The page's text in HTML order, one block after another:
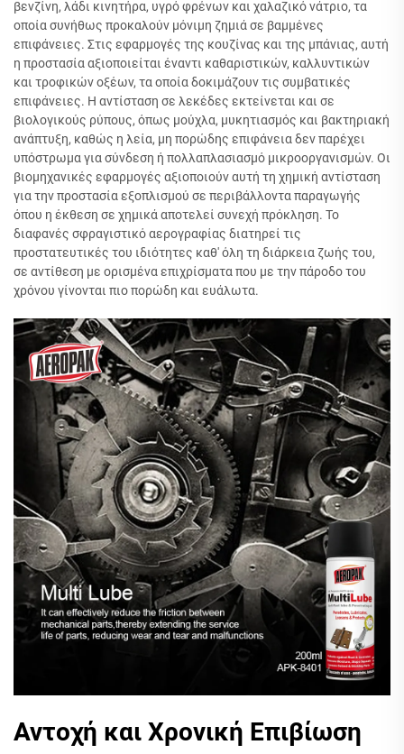
βενζίνη, λάδι κινητήρα, υγρό φρένων και χαλαζικό νάτριο, τα
οποία συνήθως προκαλούν μόνιμη ζημιά σε βαμμένες
επιφάνειες. Στις εφαρμογές της κουζίνας και της μπάνιας, αυτή
η προστασία αξιοποιείται έναντι καθαριστικών, καλλυντικών
και τροφικών οξέων, τα οποία δοκιμάζουν τις συμβατικές
επιφάνειες. Η αντίσταση σε λεκέδες εκτείνεται και σε
βιολογικούς ρύπους, όπως μούχλα, μυκητιασμός και βακτηριακή
ανάπτυξη, καθώς η λεία, μη πορώδης επιφάνεια δεν παρέχει
υπόστρωμα για σύνδεση ή πολλαπλασιασμό μικροοργανισμών. Οι
βιομηχανικές εφαρμογές αξιοποιούν αυτή τη χημική αντίσταση
για την προστασία εξοπλισμού σε περιβάλλοντα παραγωγής
όπου η έκθεση σε χημικά αποτελεί συνεχή πρόκληση. Το
διαφανές σφραγιστικό αερογραφίας διατηρεί τις
προστατευτικές του ιδιότητες καθ' όλη τη διάρκεια ζωής του,
σε αντίθεση με ορισμένα επιχρίσματα που με την πάροδο του
χρόνου γίνονται πιο πορώδη και ευάλωτα.
Αντοχή και Χρονική Επιβίωση